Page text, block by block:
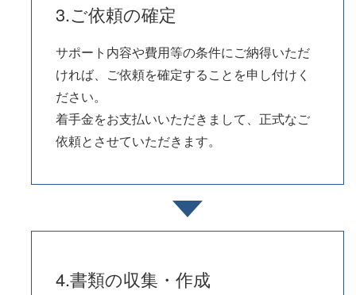
3.ご依頼の確定
サポート内容や費用等の条件にご納得いただ
ければ、ご依頼を確定することを申し付けく
ださい。
着手金をお支払いいただきまして、正式なご
依頼とさせていただきます。
4.書類の収集・作成